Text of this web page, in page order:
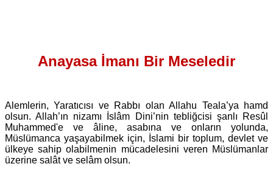
Anayasa İmanı Bir Meseledir
Alemlerin, Yaratıcısı ve Rabbı olan Allahu Teala’ya hamd
olsun. Allah’ın nizamı İslâm Dini’nin tebliğcisi şanlı Resûl
Muhammed'e ve âline, asabına ve onların yolunda,
Müslümanca yaşayabilmek için, İslami bir toplum, devlet ve
ülkeye sahip olabilmenin mücadelesini veren Müslümanlar
üzerine salât ve selâm olsun.